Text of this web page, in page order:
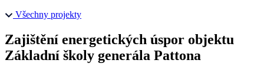
Všechny projekty
Zajištění energetických úspor objektu
Základní školy generála Pattona